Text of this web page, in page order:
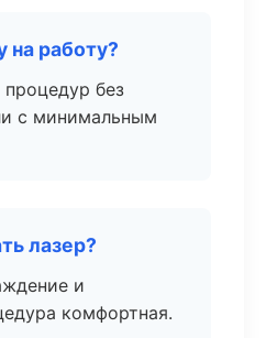
на работу?
без
с минимальным
лазер?
и
комфортная.